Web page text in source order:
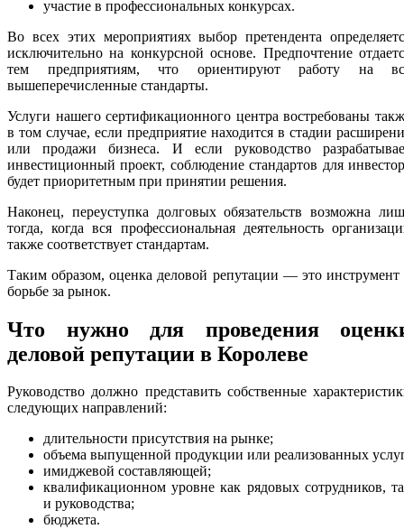
участие в профессиональных конкурсах.
Во всех этих мероприятиях выбор претендента
исключительно на конкурсной основе. Предпочтение
тем предприятиям, что ориентируют работу на
вышеперечисленные стандарты.
Услуги нашего сертификационного центра востребованы
в том случае, если предприятие находится в стадии
или продажи бизнеса. И если руководство
инвестиционный проект, соблюдение стандартов для
будет приоритетным при принятии решения.
Наконец, переуступка долговых обязательств возможна
тогда, когда вся профессиональная деятельность
также соответствует стандартам.
Таким образом, оценка деловой репутации — это инструмент
борьбе за рынок.
Что нужно для проведения
деловой репутации в Королеве
Руководство должно представить собственные
следующих направлений:
длительности присутствия на рынке;
объема выпущенной продукции или реализованных
имиджевой составляющей;
квалификационном уровне как рядовых сотрудников,
и руководства;
бюджета.